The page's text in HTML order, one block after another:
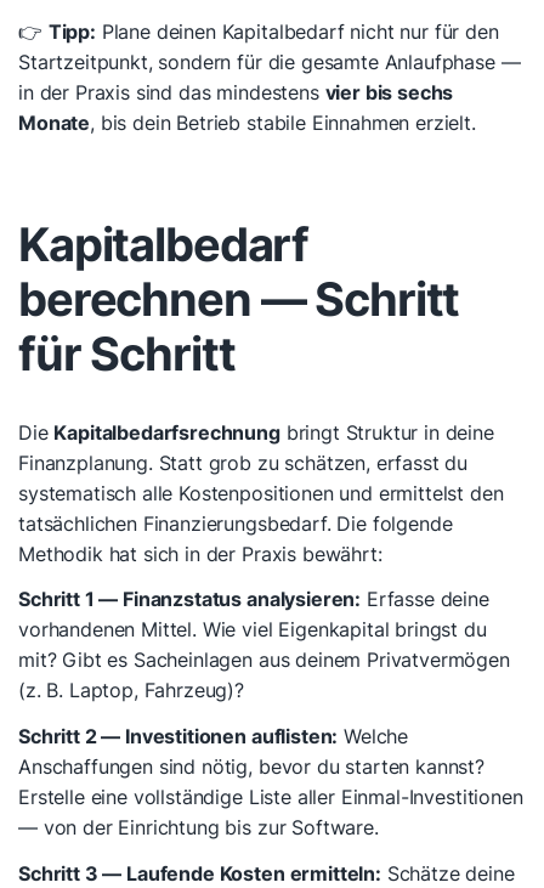
👉 Tipp: Plane deinen Kapitalbedarf nicht nur für den
Startzeitpunkt, sondern für die gesamte Anlaufphase —
in der Praxis sind das mindestens vier bis sechs
Monate, bis dein Betrieb stabile Einnahmen erzielt.
Kapitalbedarf
berechnen — Schritt
für Schritt
Die Kapitalbedarfsrechnungbringt Struktur in deine
Finanzplanung. Statt grob zu schätzen, erfasst du
systematisch alle Kostenpositionen und ermittelst den
tatsächlichen Finanzierungsbedarf. Die folgende
Methodik hat sich in der Praxis bewährt:
Schritt 1 — Finanzstatus analysieren: Erfasse deine
vorhandenen Mittel. Wie viel Eigenkapital bringst du
mit? Gibt es Sacheinlagen aus deinem Privatvermögen
(z. B. Laptop, Fahrzeug)?
Schritt 2 — Investitionen auflisten: Welche
Anschaffungen sind nötig, bevor du starten kannst?
Erstelle eine vollständige Liste aller Einmal-Investitionen
— von der Einrichtung bis zur Software.
Schritt 3 — Laufende Kosten ermitteln: Schätze deine